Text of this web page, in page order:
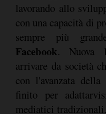
lavorando allo
con una capacità di
sempre più
Facebook. Nuova
arrivare da società
con l'avanzata
finito per
mediatici